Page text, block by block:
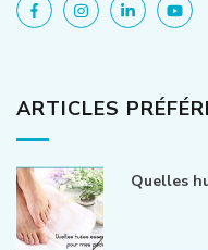
ARTICLES
Quelles